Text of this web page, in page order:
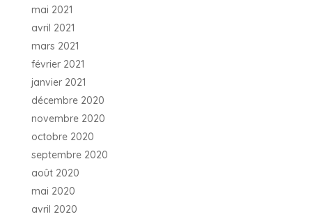
mai 2021
avril 2021
mars 2021
février 2021
janvier 2021
décembre 2020
novembre 2020
octobre 2020
septembre 2020
août 2020
mai 2020
avril 2020